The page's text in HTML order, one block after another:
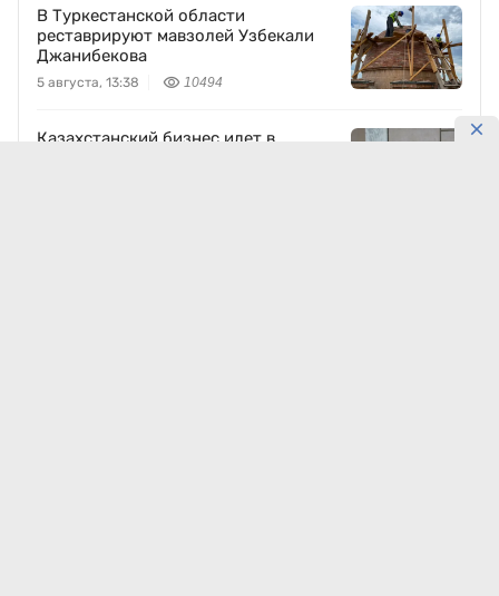
В Туркестанской области
реставрируют мавзолей Узбекали
Джанибекова
5 августа, 13:38 10494
Казахстанский бизнес идет в